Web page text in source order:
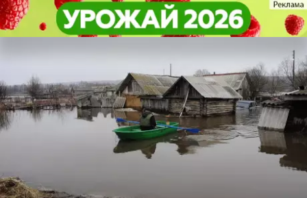
Обозначены сроки паводка в
Пензенской области
Общество Обозначены сроки паводка в
Пензенской области
Общество
Другие новости по
теме
Погода и курсы
валют в Пензе